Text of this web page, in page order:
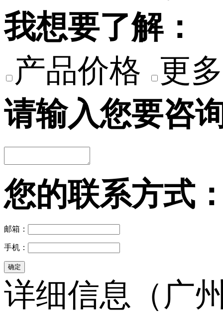
我想要了解：
产品价格 更
请输入您要咨
您的联系方式
邮箱：
手机：
详细信息（广